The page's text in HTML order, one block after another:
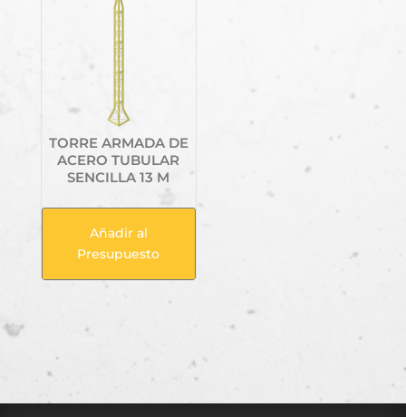
TORRE ARMADA DE
ACERO TUBULAR
SENCILLA 13 M
Añadir al
Presupuesto